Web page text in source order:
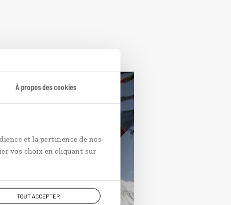
À propos des cookies
et la pertinence de nos
vos choix en cliquant sur
TOUT ACCEPTER